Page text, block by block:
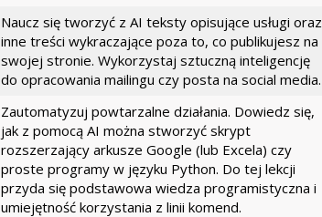
Naucz się tworzyć z AI teksty opisujące usługi oraz
inne treści wykraczające poza to, co publikujesz na
swojej stronie. Wykorzystaj sztuczną inteligencję
do opracowania mailingu czy posta na social media.
Zautomatyzuj powtarzalne działania. Dowiedz się,
jak z pomocą AI można stworzyć skrypt
rozszerzający arkusze Google (lub Excela) czy
proste programy w języku Python. Do tej lekcji
przyda się podstawowa wiedza programistyczna i
umiejętność korzystania z linii komend.